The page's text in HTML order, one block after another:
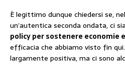
È legittimo dunque chiedersi se,
un’autentica seconda ondata, ci
policy per sostenere economie
efficacia che abbiamo visto fin
largamente positiva, ma ci sono